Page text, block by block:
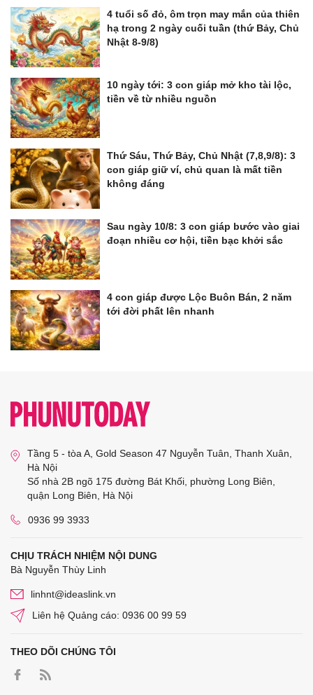
4 tuổi số đỏ, ôm trọn may mắn của thiên
hạ trong 2 ngày cuối tuần (thứ Bảy, Chủ
Nhật 8-9/8)
10 ngày tới: 3 con giáp mở kho tài lộc,
tiền về từ nhiều nguồn
Thứ Sáu, Thứ Bảy, Chủ Nhật (7,8,9/8): 3
con giáp giữ ví, chủ quan là mất tiền
không đáng
Sau ngày 10/8: 3 con giáp bước vào giai
đoạn nhiều cơ hội, tiền bạc khởi sắc
4 con giáp được Lộc Buôn Bán, 2 năm
tới đời phất lên nhanh
Tầng 5 - tòa A, Gold Season 47 Nguyễn Tuân, Thanh Xuân,
Hà Nội
Số nhà 2B ngõ 175 đường Bát Khối, phường Long Biên,
quận Long Biên, Hà Nội
0936 99 3933
CHỊU TRÁCH NHIỆM NỘI DUNG
Bà Nguyễn Thùy Linh
linhnt@ideaslink.vn
Liên hệ Quảng cáo: 0936 00 99 59
THEO DÕI CHÚNG TÔI